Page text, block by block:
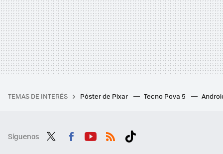
TEMAS DE INTERÉS Póster de Pixar Tecno Pova 5
Síguenos